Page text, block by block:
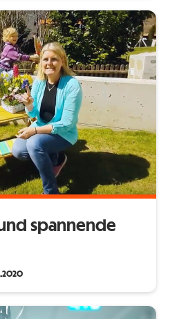
spannende